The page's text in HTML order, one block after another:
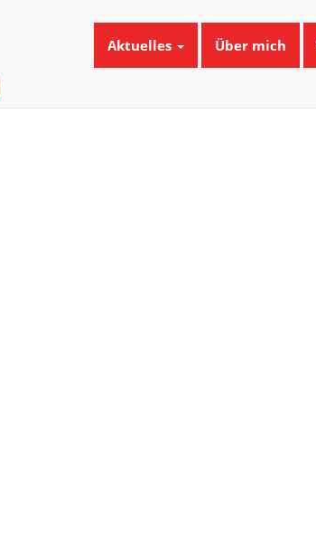
Aktuelles Über mich